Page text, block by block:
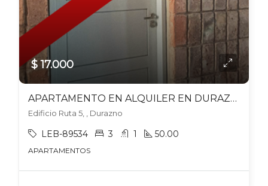
$ 17.000
APARTAMENTO EN ALQUILER EN DURAZNO
Edificio Ruta 5, , Durazno
LEB-89534 3 1 50.00
APARTAMENTOS